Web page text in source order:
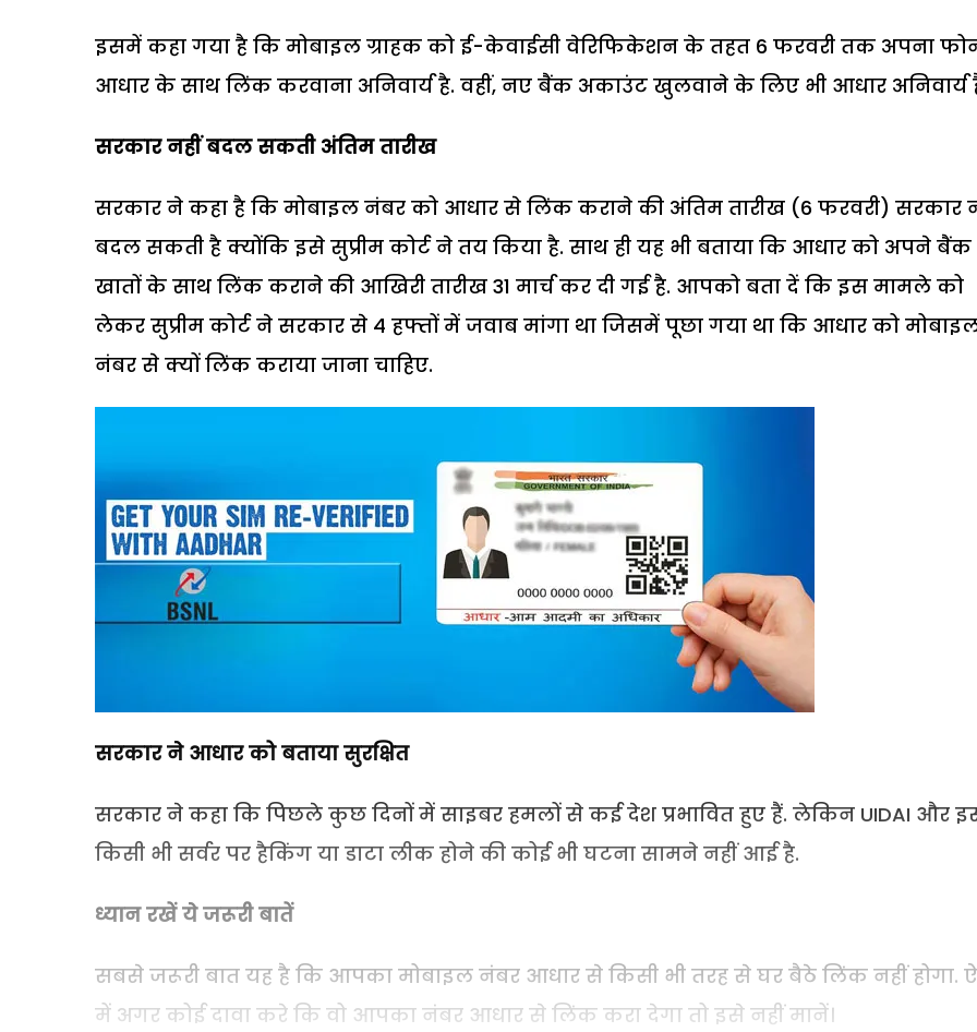
इसमें कहा गया है कि मोबाइल ग्राहक को ई-केवाईसी वेरिफिकेशन के तहत 6 फरवरी तक अपना
आधार के साथ लिंक करवाना अनिवार्य है. वहीं, नए बैंक अकाउंट खुलवाने के लिए भी आधार अनिवार्य
सरकार नहीं बदल सकती अंतिम तारीख
सरकार ने कहा है कि मोबाइल नंबर को आधार से लिंक कराने की अंतिम तारीख (6 फरवरी) सरकार
बदल सकती है क्योंकि इसे सुप्रीम कोर्ट ने तय किया है. साथ ही यह भी बताया कि आधार को अपने बैंक
खातों के साथ लिंक कराने की आखिरी तारीख 31 मार्च कर दी गई है. आपको बता दें कि इस मामले को
लेकर सुप्रीम कोर्ट ने सरकार से 4 हफ्तों में जवाब मांगा था जिसमें पूछा गया था कि आधार को
नंबर से क्यों लिंक कराया जाना चाहिए.
सरकार ने आधार को बताया सुरक्षित
सरकार ने कहा कि पिछले कुछ दिनों में साइबर हमलों से कई देश प्रभावित हुए हैं. लेकिन UIDAI और
किसी भी सर्वर पर हैकिंग या डाटा लीक होने की कोई भी घटना सामने नहीं आई है.
ध्यान रखें ये जरूरी बातें
सबसे जरूरी बात यह है कि आपका मोबाइल नंबर आधार से किसी भी तरह से घर बैठे लिंक नहीं होगा.
में अगर कोई दावा करे कि वो आपका नंबर आधार से लिंक करा देगा तो इसे नहीं मानें।